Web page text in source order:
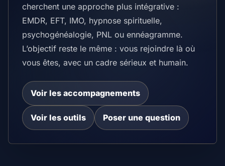
cherchent une approche plus intégrative :
EMDR, EFT, IMO, hypnose spirituelle,
psychogénéalogie, PNL ou ennéagramme.
L’objectif reste le même : vous rejoindre là où
vous êtes, avec un cadre sérieux et humain.
Voir les accompagnements
Voir les outils Poser une question